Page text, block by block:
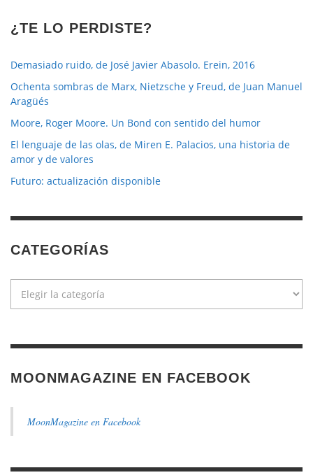
¿TE LO PERDISTE?
Demasiado ruido, de José Javier Abasolo. Erein, 2016
Ochenta sombras de Marx, Nietzsche y Freud, de Juan Manuel
Aragüés
Moore, Roger Moore. Un Bond con sentido del humor
El lenguaje de las olas, de Miren E. Palacios, una historia de
amor y de valores
Futuro: actualización disponible
CATEGORÍAS
MOONMAGAZINE EN FACEBOOK
MoonMagazine en Facebook